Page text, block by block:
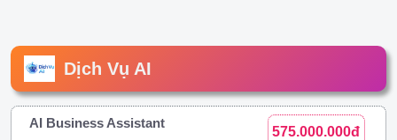
Dịch Vụ AI
AI Business Assistant
575.000.000đ